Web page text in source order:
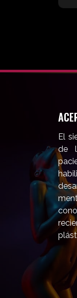
El
de